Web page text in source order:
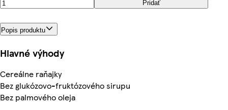
Pridať
Popis produktu
Hlavné výhody
Cereálne raňajky
Bez glukózovo-fruktózového sirupu
Bez palmového oleja